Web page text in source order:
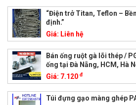
“Điện trở Titan, Teflon –
định.”
Giá: Liên hệ
Bán ống ruột gà lõi thép /
ống tại Đà Nẵng, HCM, Hà
Giá: 7.120 đ
Túi đựng gạo màng ghép